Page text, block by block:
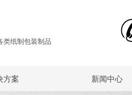
类纸制包装制品
方案 新闻中心